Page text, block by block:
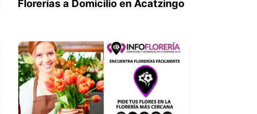
Florerías a Domicilio en Acatzingo